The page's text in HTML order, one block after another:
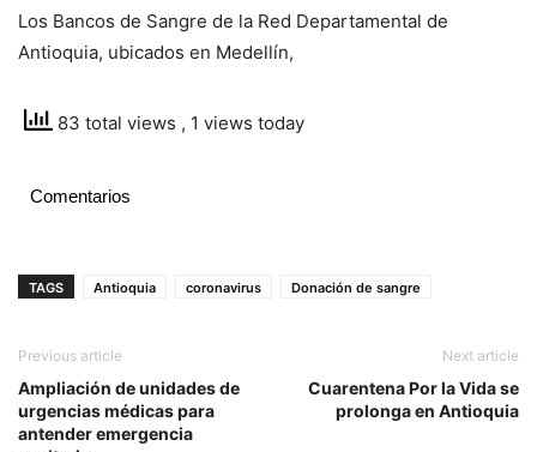
Los Bancos de Sangre de la Red Departamental de
Antioquia, ubicados en Medellín,
83 total views , 1 views today
Comentarios
TAGS Antioquia coronavirus Donación de sangre
Previous article
Ampliación de unidades de
urgencias médicas para
antender emergencia
Next article
Cuarentena Por la Vida se
prolonga en Antioquia